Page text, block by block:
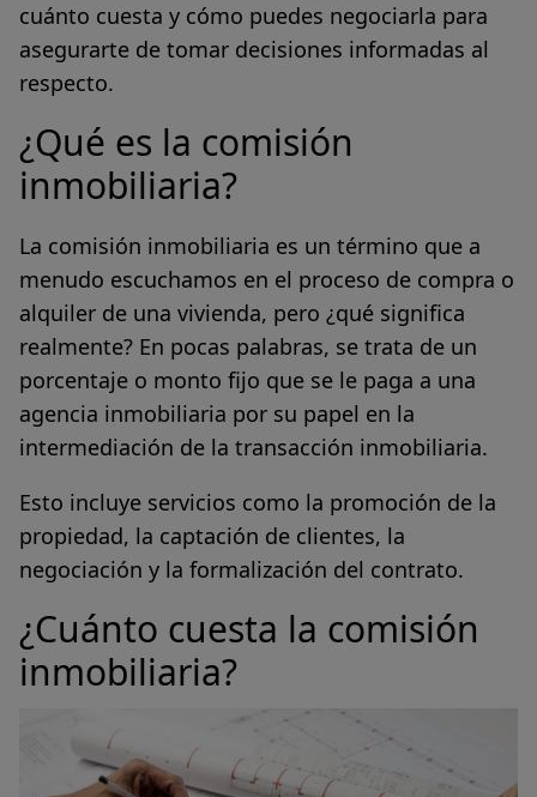
cuánto cuesta y cómo puedes negociarla para
asegurarte de tomar decisiones informadas al
respecto.
¿Qué es la comisión
inmobiliaria?
La comisión inmobiliaria es un término que a
menudo escuchamos en el proceso de compra o
alquiler de una vivienda, pero ¿qué significa
realmente? En pocas palabras, se trata de un
porcentaje o monto fijo que se le paga a una
agencia inmobiliaria por su papel en la
intermediación de la transacción inmobiliaria.
Esto incluye servicios como la promoción de la
propiedad, la captación de clientes, la
negociación y la formalización del contrato.
¿Cuánto cuesta la comisión
inmobiliaria?